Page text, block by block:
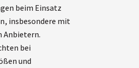
beim Einsatz
insbesondere mit
Anbietern.
bei
und